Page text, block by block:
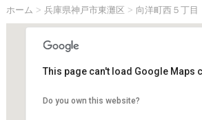
ホーム > 兵庫県神戸市東灘区 > 向洋町西５丁目
This page can't load Google Maps
Do you own this website?